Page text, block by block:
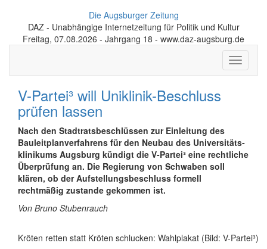
Die Augsburger Zeitung
DAZ - Unabhängige Internetzeitung für Politik und Kultur
Freitag, 07.08.2026 - Jahrgang 18 - www.daz-augsburg.de
Toggle
V-Partei³ will Uniklinik-Beschluss
prüfen lassen
Nach den Stadtratsbeschlüssen zur Einleitung des
Bauleit­plan­verfahrens für den Neubau des Universitäts­
klinikums Augsburg kündigt die V-Partei³ eine rechtliche
Über­prüfung an. Die Regierung von Schwaben soll
klären, ob der Aufstellungs­beschluss formell
rechtmäßig zustande gekommen ist.
Von Bruno Stubenrauch
Kröten retten statt Kröten schlucken: Wahlplakat (Bild: V-Partei³)